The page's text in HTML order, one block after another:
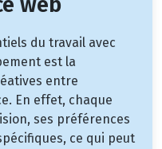
du travail avec
est la
entre
En effet, chaque
ses préférences
ce qui peut